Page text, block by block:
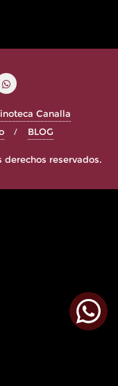
Canalla
BLOG
derechos reservados.